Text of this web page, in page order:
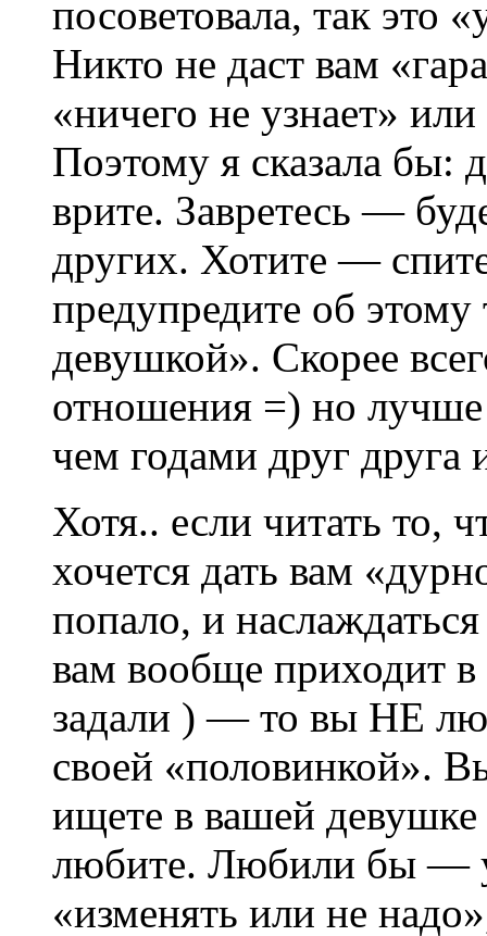
посоветовала, так это
Никто не даст вам
«ничего не узнает»
Поэтому я сказала бы:
врите. Завретесь —
других. Хотите —
предупредите об
девушкой». Скорее
отношения =) но лучше
чем годами друг друга
Хотя.. если читать то,
хочется дать вам
попало, и
вам вообще приходит в
задали ) — то вы НЕ
своей «половинкой».
ищете в вашей
любите. Любили бы — у
«изменять или не